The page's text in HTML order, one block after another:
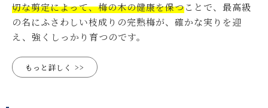
切な剪定によって、梅の木の健康を保つことで、最高級
の名にふさわしい枝成りの完熟梅が、確かな実りを迎
え、強くしっかり育つのです。
もっと詳しく